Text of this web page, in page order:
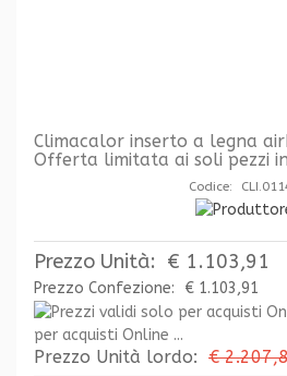
Climacalor inserto a legna
Offerta limitata ai soli pezzi
Codice:
Prezzo Unità: € 1.103,91
Prezzo Confezione:
€ 1.103,91
per acquisti Online ...
Prezzo Unità lordo: €